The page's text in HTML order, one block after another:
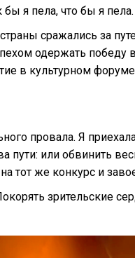
бы я пела, что бы я пела.
сражались за
одержать победу
в культурном
провала. Я
пути: или обвинить
тот же конкурс и
зрительские